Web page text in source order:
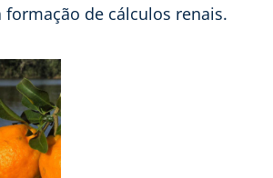
formação de cálculos renais.